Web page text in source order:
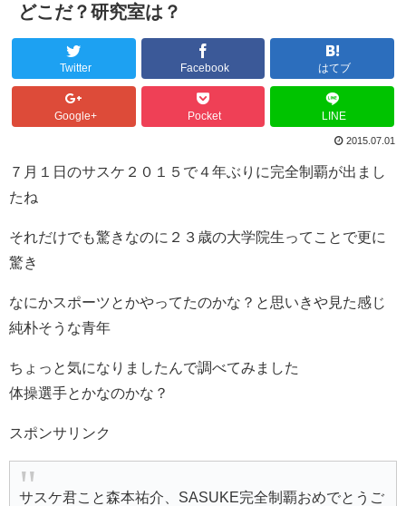
どこだ？研究室は？
Twitter Facebook はてブ
Google+ Pocket LINE
2015.07.01
７月１日のサスケ２０１５で４年ぶりに完全制覇が出まし
たね
それだけでも驚きなのに２３歳の大学院生ってことで更に
驚き
なにかスポーツとかやってたのかな？と思いきや見た感じ
純朴そうな青年
ちょっと気になりましたんで調べてみました
体操選手とかなのかな？
スポンサリンク
サスケ君こと森本祐介、SASUKE完全制覇おめでとうご